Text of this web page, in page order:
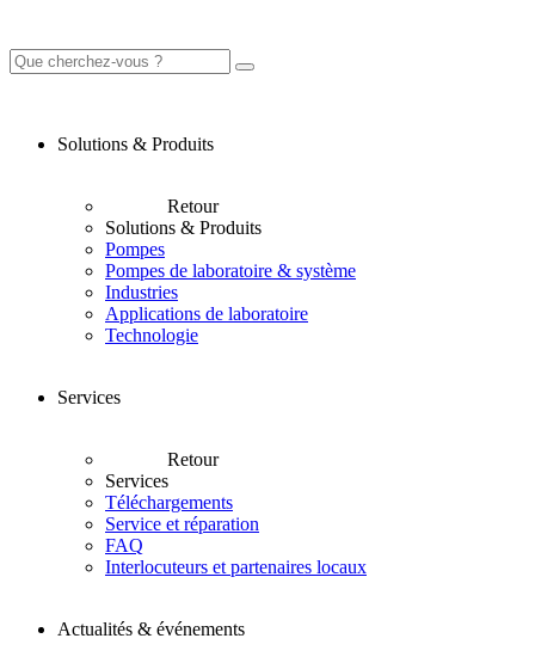
Solutions & Produits
Retour
Solutions & Produits
Pompes
Pompes de laboratoire & système
Industries
Applications de laboratoire
Technologie
Services
Retour
Services
Téléchargements
Service et réparation
FAQ
Interlocuteurs et partenaires locaux
Actualités & événements